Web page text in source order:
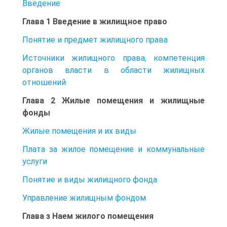
Введение
Глава 1 Введение в жилищное право
Понятие и предмет жилищного права
Источники жилищного права, компетенция
органов власти в области жилищных
отношений
Глава 2 Жилые помещения и жилищные
фонды
Жилые помещения и их виды
Плата за жилое помещение и коммунальные
услуги
Понятие и виды жилищного фонда
Управление жилищным фондом
Глава з Наем жилого помещения